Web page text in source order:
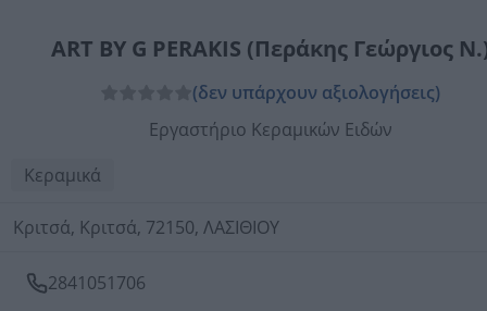
ART BY G PERAKIS (Περάκης Γεώργιος
(δεν υπάρχουν αξιολογήσεις)
Εργαστήριο Κεραμικών Ειδών
Κεραμικά
Κριτσά, Κριτσά, 72150, ΛΑΣΙΘΙΟΥ
2841051706